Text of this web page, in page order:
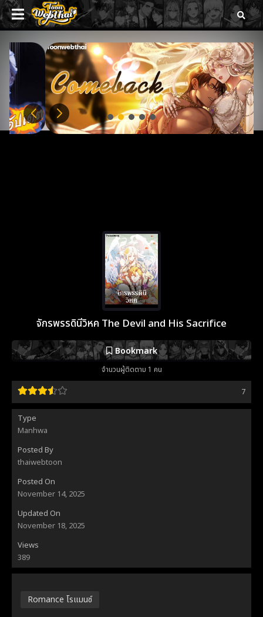
จักรพรรดินีวิหค The Devil and His Sacrifice
Bookmark
จำนวนผู้ติดตาม 1 คน
7
Type
Manhwa
Posted By
thaiwebtoon
Posted On
November 14, 2025
Updated On
November 18, 2025
Views
389
Romance โรแมนซ์